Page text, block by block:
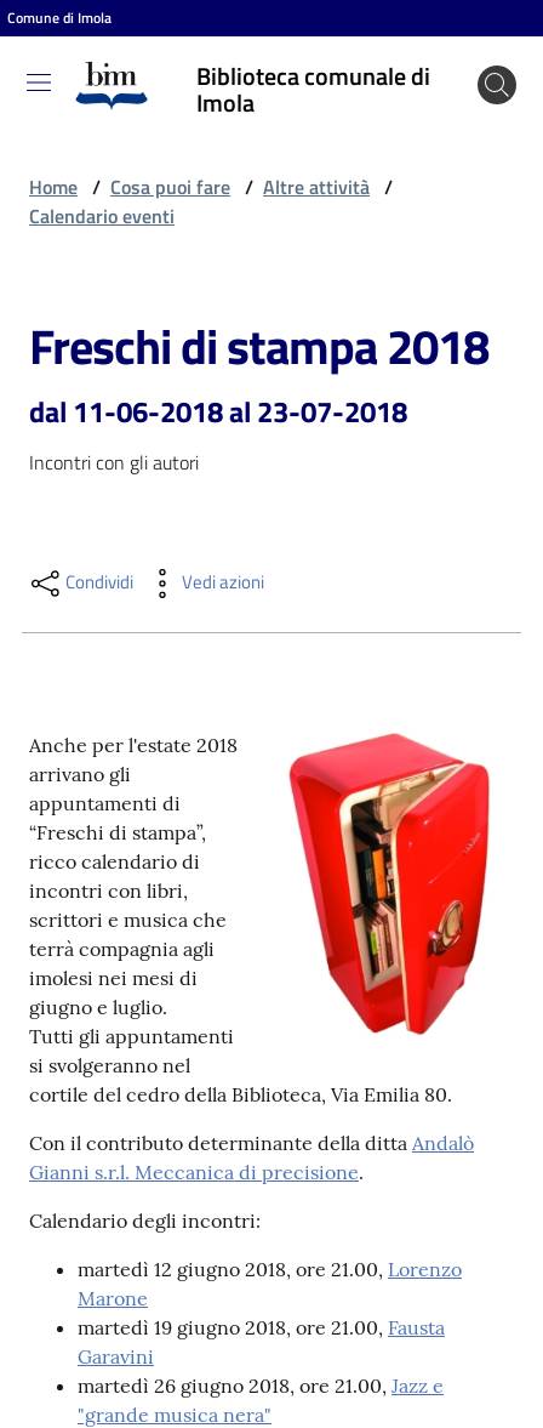
Vai al contenuto
Vai alla navigazione
Vai al footer
Comune di Imola
Biblioteca comunale di
Imola
Biblioteca
comunale
Cosa
puoi
fare
contenuti
Casa
Piani
Archivio
storico
Decentrate
Patto
per
lettura
Seguici
Home / Cosa puoi fare / Altre attività /
Calendario eventi
Salta al contenuto
Freschi di stampa 2018
dal 11-06-2018 al 23-07-2018
Incontri con gli autori
Condividi Vedi azioni
Anche per l'estate 2018
arrivano gli
appuntamenti di
“Freschi di stampa”,
ricco calendario di
incontri con libri,
scrittori e musica che
terrà compagnia agli
imolesi nei mesi di
giugno e luglio.
Tutti gli appuntamenti
si svolgeranno nel
cortile del cedro della Biblioteca, Via Emilia 80.
Con il contributo determinante della ditta Andalò
Gianni s.r.l. Meccanica di precisione.
Calendario degli incontri:
martedì 12 giugno 2018, ore 21.00, Lorenzo
Marone
martedì 19 giugno 2018, ore 21.00, Fausta
Garavini
martedì 26 giugno 2018, ore 21.00, Jazz e
"grande musica nera"